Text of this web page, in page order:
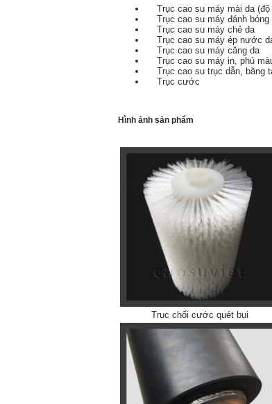
Trục cao su máy mài da
Trục cao su máy đánh bóng
Trục cao su máy chẻ da
Trục cao su máy ép nước
Trục cao su máy căng da
Trục cao su máy in, phủ
Trục cao su trục dẫn, băng
Trục cước
Hình ảnh sản phẩm
Trục chổi cước quét bụi